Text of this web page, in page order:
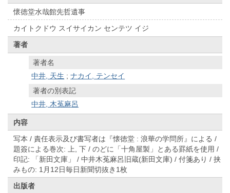
懷徳堂水哉館先哲遺事
カイトクドウ スイサイカン センテツ イジ
著者
著者名
中井, 天生 ;ナカイ, テンセイ
著者の別表記
中井, 木菟麻呂
内容
写本 / 責任表示及び書写者は『懐徳堂 : 浪華の学問所』による /
題簽による巻次: 上, 下 / のどに「十角屋製」とある罫紙を使用 /
印記: 「新田文庫」 / 中井木菟麻呂旧蔵(新田文庫) / 付箋あり / 挟
みもの: 1月12日毎日新聞切抜き1枚
出版者